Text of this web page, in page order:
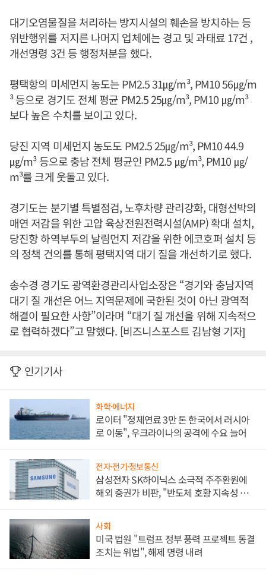
대기오염물질을 처리하는 방지시설의 훼손을 방치하는 등
위반행위를 저지른 나머지 업체에는 경고 및 과태료 17건 ,
개선명령 3건 등 행정처분을 했다.
평택항의 미세먼지 농도는 PM2.5 31㎍/m³, PM10 56㎍/m
³ 등으로 경기도 전체 평균 PM2.5 25㎍/m³, PM10 ㎍/m³
보다 높은 수치를 보이고 있다.
당진 지역 미세먼지 농도도 PM2.5 25㎍/m³, PM10 44.9
㎍/m³ 등으로 충남 전체 평균인 PM2.5 ㎍/m³, PM10 ㎍/
m³를 크게 웃돌고 있다.
경기도는 분기별 특별점검, 노후차량 관리강화, 대형선박의
매연 저감을 위한 고압 육상전원전력시설(AMP) 확대 설치,
당진항 하역부두의 날림먼지 저감을 위한 에코호퍼 설치 등
의 정책 건의를 통해 평택지역 대기 질을 개선하기로 했다.
송수경 경기도 광역환경관리사업소장은 “경기와 충남지역
대기 질 개선은 어느 지역문제에 국한된 것이 아닌 광역적
해결이 필요한 사항”이라며 “대기 질 개선을 위해 지속적으
로 협력하겠다”고 말했다. [비즈니스포스트 김남형 기자]
인기기사
화학·에너지
로이터 "정제연료 3만 톤 한국에서 러시아
로 이동", 우크라이나의 공격에 수요 늘어
전자·전기·정보통신
삼성전자 SK하이닉스 소극적 주주환원에
해외 증권가 비판, "반도체 호황 지속성 의
사회
미국 법원 "트럼프 정부 풍력 프로젝트 동결
조치는 위법", 해제 명령 내려